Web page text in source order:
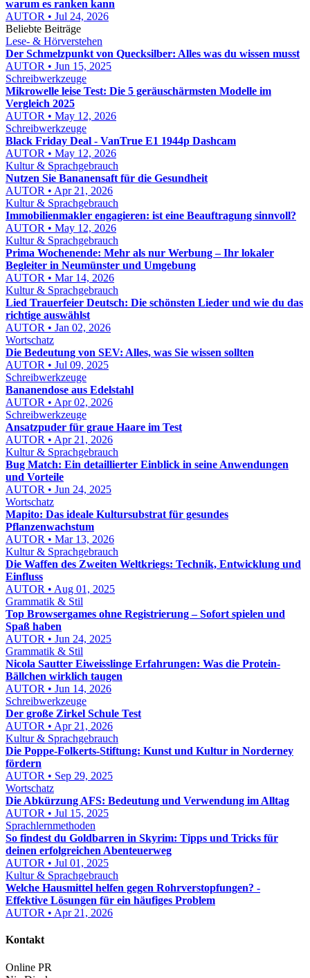
warum es ranken kann
AUTOR • Jul 24, 2026
Beliebte Beiträge
Lese- & Hörverstehen
Der Schmelzpunkt von Quecksilber: Alles was du wissen musst
AUTOR • Jun 15, 2025
Schreibwerkzeuge
Mikrowelle leise Test: Die 5 geräuschärmsten Modelle im
Vergleich 2025
AUTOR • May 12, 2026
Schreibwerkzeuge
Black Friday Deal - VanTrue E1 1944p Dashcam
AUTOR • May 12, 2026
Kultur & Sprachgebrauch
Nutzen Sie Bananensaft für die Gesundheit
AUTOR • Apr 21, 2026
Kultur & Sprachgebrauch
Immobilienmakler engagieren: ist eine Beauftragung sinnvoll?
AUTOR • May 12, 2026
Kultur & Sprachgebrauch
Prima Wochenende: Mehr als nur Werbung – Ihr lokaler
Begleiter in Neumünster und Umgebung
AUTOR • Mar 14, 2026
Kultur & Sprachgebrauch
Lied Trauerfeier Deutsch: Die schönsten Lieder und wie du das
richtige auswählst
AUTOR • Jan 02, 2026
Wortschatz
Die Bedeutung von SEV: Alles, was Sie wissen sollten
AUTOR • Jul 09, 2025
Schreibwerkzeuge
Bananendose aus Edelstahl
AUTOR • Apr 02, 2026
Schreibwerkzeuge
Ansatzpuder für graue Haare im Test
AUTOR • Apr 21, 2026
Kultur & Sprachgebrauch
Bug Match: Ein detaillierter Einblick in seine Anwendungen
und Vorteile
AUTOR • Jun 24, 2025
Wortschatz
Mapito: Das ideale Kultursubstrat für gesundes
Pflanzenwachstum
AUTOR • Mar 13, 2026
Kultur & Sprachgebrauch
Die Waffen des Zweiten Weltkriegs: Technik, Entwicklung und
Einfluss
AUTOR • Aug 01, 2025
Grammatik & Stil
Top Browsergames ohne Registrierung – Sofort spielen und
Spaß haben
AUTOR • Jun 24, 2025
Grammatik & Stil
Nicola Sautter Eiweisslinge Erfahrungen: Was die Protein-
Bällchen wirklich taugen
AUTOR • Jun 14, 2026
Schreibwerkzeuge
Der große Zirkel Schule Test
AUTOR • Apr 21, 2026
Kultur & Sprachgebrauch
Die Poppe-Folkerts-Stiftung: Kunst und Kultur in Norderney
fördern
AUTOR • Sep 29, 2025
Wortschatz
Die Abkürzung AFS: Bedeutung und Verwendung im Alltag
AUTOR • Jul 15, 2025
Sprachlernmethoden
So findest du Goldbarren in Skyrim: Tipps und Tricks für
deinen erfolgreichen Abenteuerweg
AUTOR • Jul 01, 2025
Kultur & Sprachgebrauch
Welche Hausmittel helfen gegen Rohrverstopfungen? -
Effektive Lösungen für ein häufiges Problem
AUTOR • Apr 21, 2026
Kontakt
Online PR